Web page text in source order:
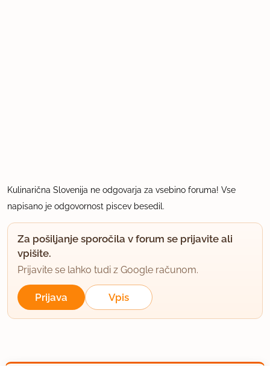
Kulinarična Slovenija ne odgovarja za vsebino foruma! Vse
napisano je odgovornost piscev besedil.
Za pošiljanje sporočila v forum se prijavite ali
vpišite.
Prijavite se lahko tudi z Google računom.
Prijava Vpis